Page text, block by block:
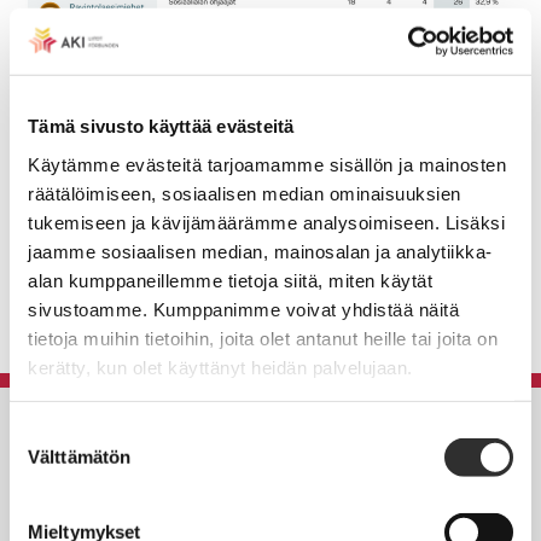
Tämä sivusto käyttää evästeitä
Käytämme evästeitä tarjoamamme sisällön ja mainosten
räätälöimiseen, sosiaalisen median ominaisuuksien
tukemiseen ja kävijämäärämme analysoimiseen. Lisäksi
jaamme sosiaalisen median, mainosalan ja analytiikka-
alan kumppaneillemme tietoja siitä, miten käytät
sivustoamme. Kumppanimme voivat yhdistää näitä
tietoja muihin tietoihin, joita olet antanut heille tai joita on
kerätty, kun olet käyttänyt heidän palvelujaan.
valinta
Välttämätön
Mieltymykset
Lue juttu kokonaan Kevan sivuilta.
AKI-liitot
00520 Helsinki